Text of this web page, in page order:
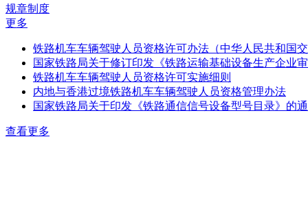
规章制度
更多
铁路机车车辆驾驶人员资格许可办法（中华人民共和国
国家铁路局关于修订印发《铁路运输基础设备生产企业
铁路机车车辆驾驶人员资格许可实施细则
内地与香港过境铁路机车车辆驾驶人员资格管理办法
国家铁路局关于印发《铁路通信信号设备型号目录》的
查看更多